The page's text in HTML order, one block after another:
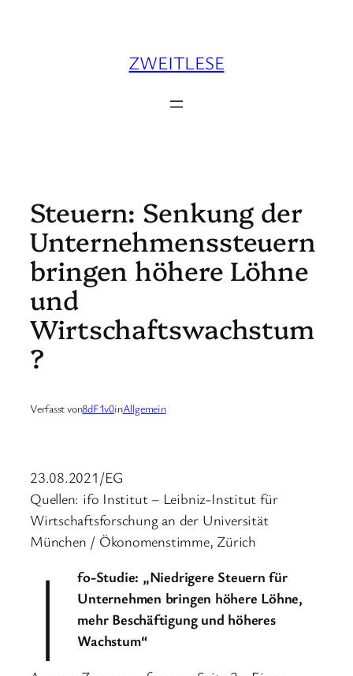
ZWEITLESE
Steuern: Senkung der
Unternehmenssteuern
bringen höhere Löhne
und
Wirtschaftswachstum
?
Verfasst von8dF1v0inAllgemein
23.08.2021/EG
Quellen: ifo Institut – Leibniz-Institut für
Wirtschaftsforschung an der Universität
München / Ökonomenstimme, Zürich
I
fo-Studie: „Niedrigere Steuern für
Unternehmen bringen höhere Löhne,
mehr Beschäftigung und höheres
Wachstum“